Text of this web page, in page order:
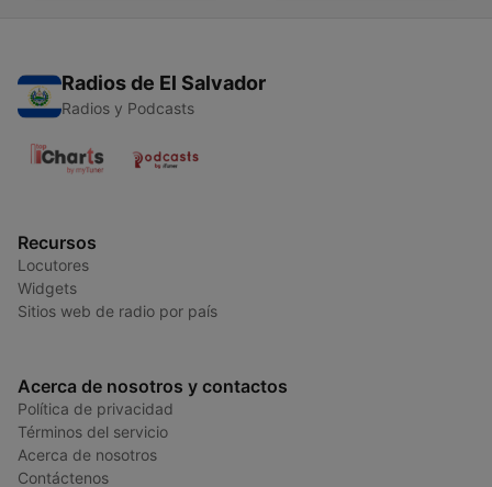
Radios de El Salvador
Radios y Podcasts
Recursos
Locutores
Widgets
Sitios web de radio por país
Acerca de nosotros y contactos
Política de privacidad
Términos del servicio
Acerca de nosotros
Contáctenos